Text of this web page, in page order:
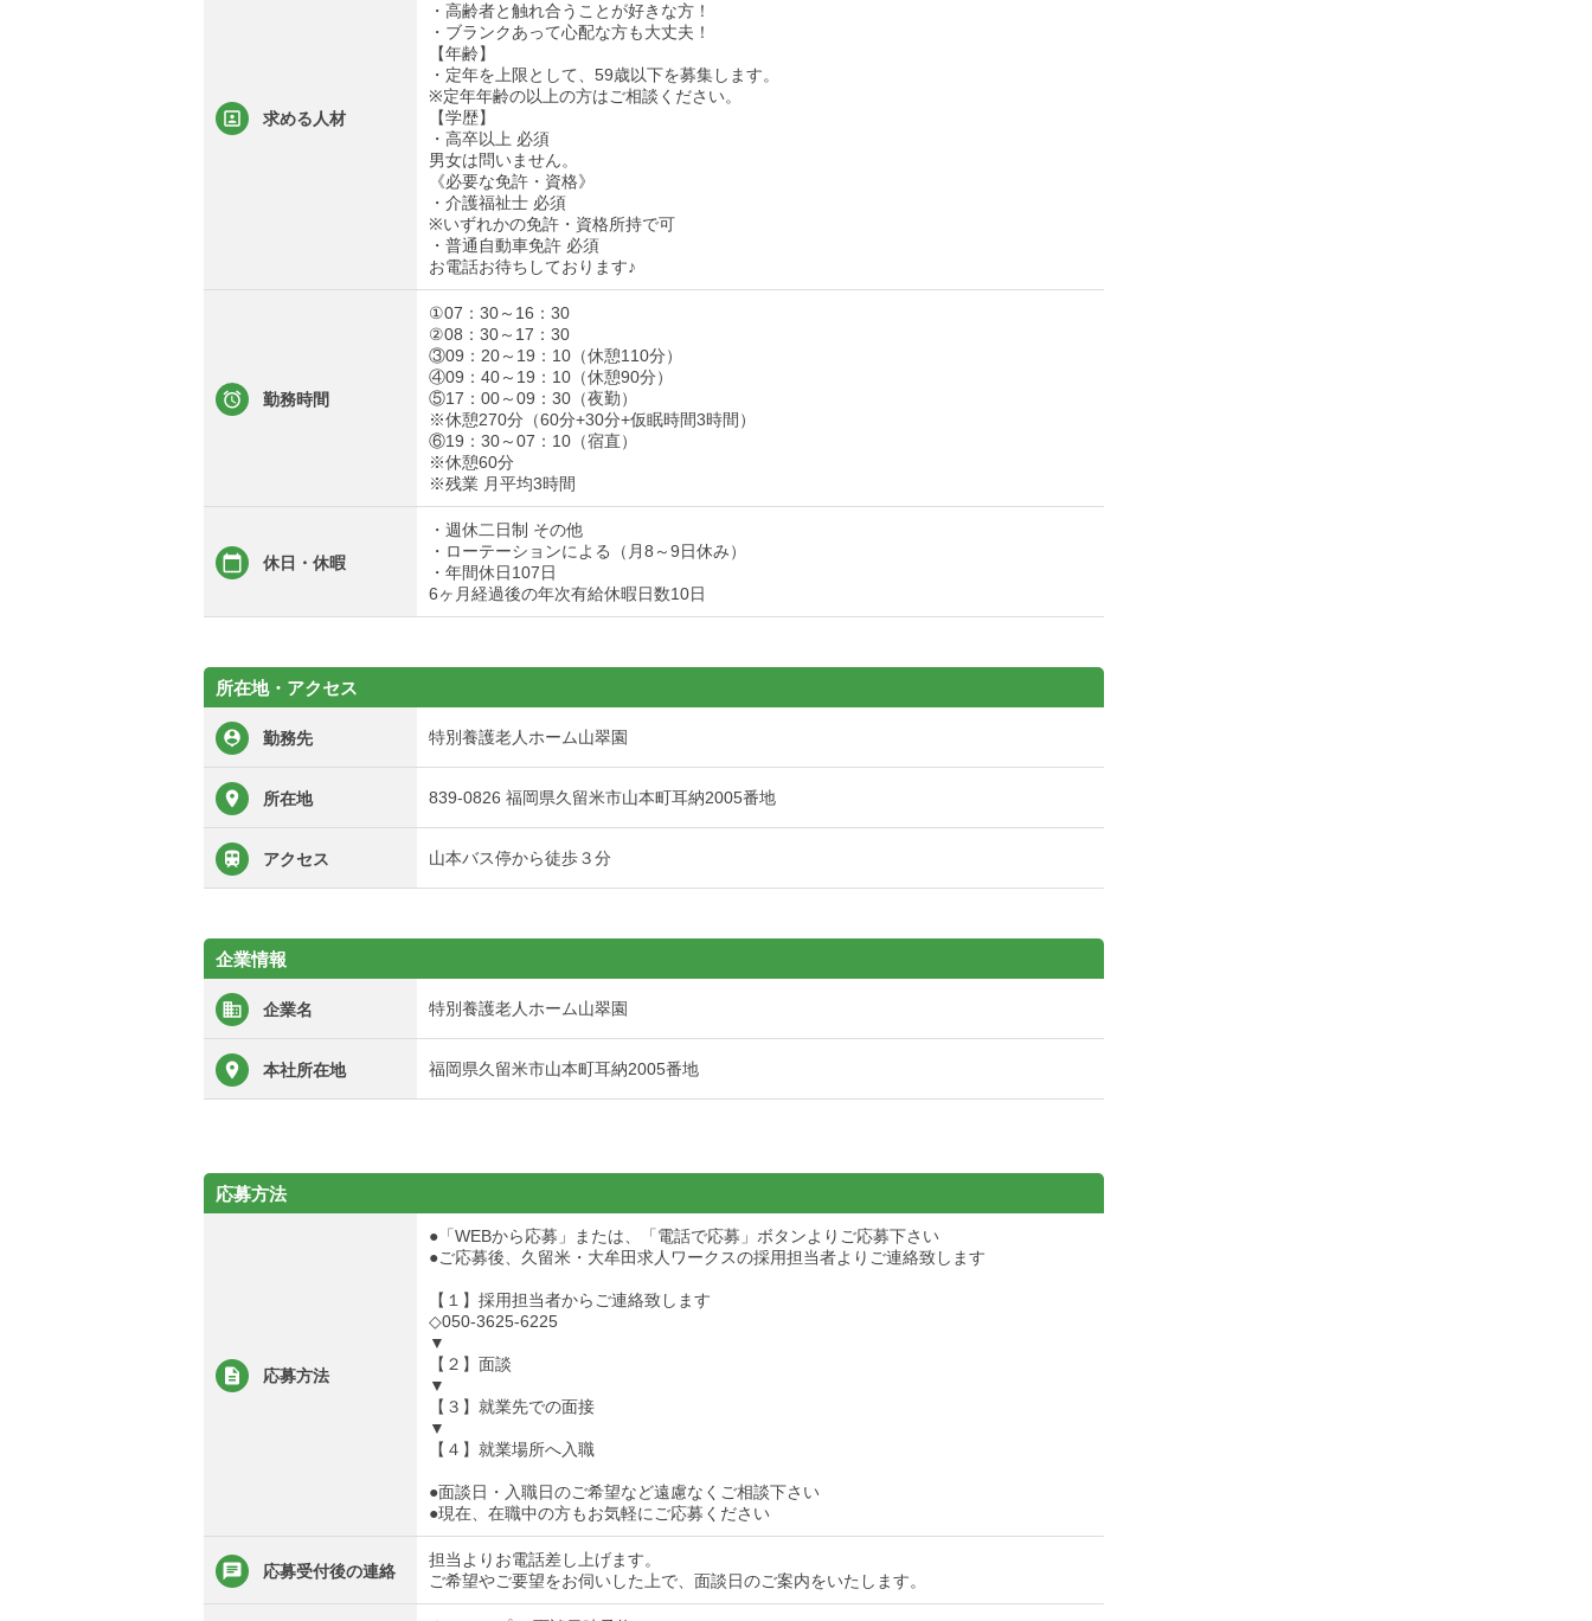
求める人材
・高齢者と触れ合うことが好きな方！
・ブランクあって心配な方も大丈夫！
【年齢】
・定年を上限として、59歳以下を募集します。
※定年年齢の以上の方はご相談ください。
【学歴】
・高卒以上 必須
男女は問いません。
《必要な免許・資格》
・介護福祉士 必須
※いずれかの免許・資格所持で可
・普通自動車免許 必須
お電話お待ちしております♪
勤務時間
①07：30～16：30
②08：30～17：30
③09：20～19：10（休憩110分）
④09：40～19：10（休憩90分）
⑤17：00～09：30（夜勤）
※休憩270分（60分+30分+仮眠時間3時間）
⑥19：30～07：10（宿直）
※休憩60分
※残業 月平均3時間
休日・休暇
・週休二日制 その他
・ローテーションによる（月8～9日休み）
・年間休日107日
6ヶ月経過後の年次有給休暇日数10日
所在地・アクセス
勤務先 特別養護老人ホーム山翠園
所在地 839-0826 福岡県久留米市山本町耳納2005番地
アクセス 山本バス停から徒歩３分
企業情報
企業名 特別養護老人ホーム山翠園
本社所在地 福岡県久留米市山本町耳納2005番地
応募方法
応募方法
●「WEBから応募」または、「電話で応募」ボタンよりご応募下さい
●ご応募後、久留米・大牟田求人ワークスの採用担当者よりご連絡致します
【１】採用担当者からご連絡致します
◇050-3625-6225
▼
【２】面談
▼
【３】就業先での面接
▼
【４】就業場所へ入職
●面談日・入職日のご希望など遠慮なくご相談下さい
●現在、在職中の方もお気軽にご応募ください
応募受付後の連絡
担当よりお電話差し上げます。
ご希望やご要望をお伺いした上で、面談日のご案内をいたします。